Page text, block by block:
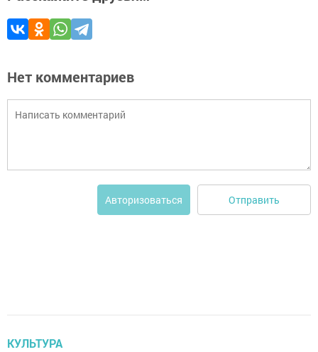
Нет комментариев
Авторизоваться Отправить
КУЛЬТУРА